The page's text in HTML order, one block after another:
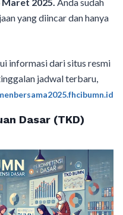
yang diincar dan hanya
informasi dari situs resmi
jadwal terbaru,
Dasar (TKD)